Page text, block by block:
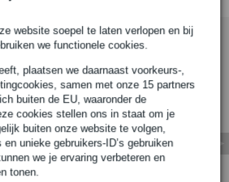
website soepel te laten verlopen en bij
we functionele cookies.
plaatsen we daarnaast voorkeurs-,
samen met onze 15 partners
buiten de EU, waaronder de
cookies stellen ons in staat om je
buiten onze website te volgen,
unieke gebruikers-ID’s gebruiken
we je ervaring verbeteren en
tonen.